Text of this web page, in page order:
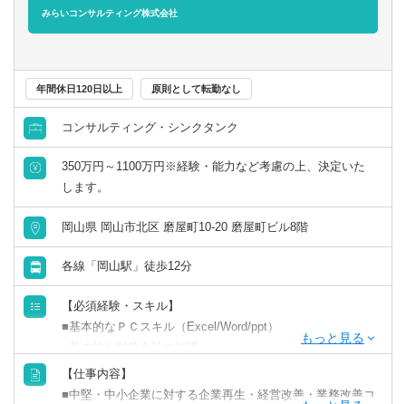
なアドバイスを行いながら、最適な承継プランを作成しま
わっていただくことができます。
・「圧倒的なお客さま志向」「当事者意識」「成長志
・「生涯顧客（お客さま）」「チームコンサルティング」
「実行・実現支援」
価値を提供し続けることで、共創パートナーとなることを
みらいコンサルティング株式会社
年間休日120日以上 原則として転勤なし
コンサルティング・シンクタンク
350万円～1100万円※経験・能力など考慮の上、決定いた
します。
岡山県 岡山市北区 磨屋町10-20 磨屋町ビル8階
各線「岡山駅」徒歩12分
【必須経験・スキル】
■基本的なＰＣスキル（Excel/Word/ppt）
【歓迎経験・スキル】
【仕事内容】
■中堅・中小企業に対する企業再生・経営改善・業務改善コ
税理士
税理士科目合格
日商簿記検定1級
日商簿記検定2級
日商簿記検定3級
会計事務所・税理士法人
コンサルティングファーム
事業会社
金融機関
北海道・東北
北海道 青森県
岩手県
秋田県 山形県
福島県
茨城県 栃木県
コンサルタント／監査法人／士業関連
戦略・業務・会計コンサルタント
経営・戦略コンサルタント
財務・会計・税務コンサルタント
人事・組織コンサルタント
その他（コンサルタント）